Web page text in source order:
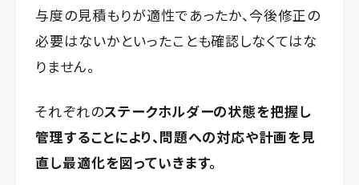
与度の見積もりが適性であったか、今後修正の
必要はないかといったことも確認しなくてはな
りません。
それぞれのステークホルダーの状態を把握し
管理することにより、問題への対応や計画を見
直し最適化を図っていきます。